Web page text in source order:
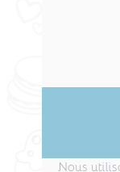
Nous